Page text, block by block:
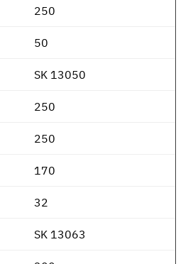
250
50
SK 13050
250
250
170
32
SK 13063